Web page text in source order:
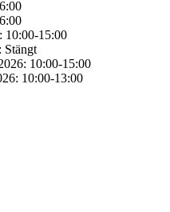
10:00-15:00
Stängt
10:00-15:00
10:00-13:00